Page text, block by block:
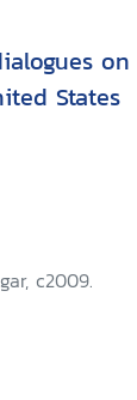
on
States
c2009.